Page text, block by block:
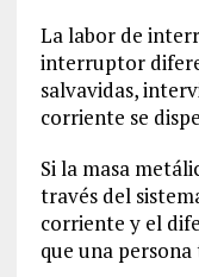
La labor de
interruptor
salvavidas,
corriente se
Si la masa
través del
corriente y el
que una